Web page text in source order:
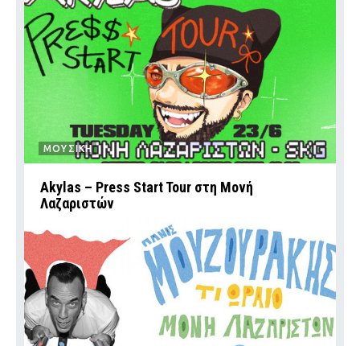
ΜΟΥΣΙΚΗ
Akylas – Press Start Tour στη Μονή
Λαζαριστών